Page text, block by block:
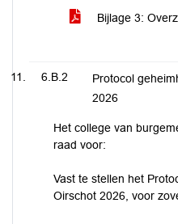
Bijlage 3:
6.B.2
Protocol
2026
Het college van
raad voor:
Vast te stellen het
Oirschot 2026, voor